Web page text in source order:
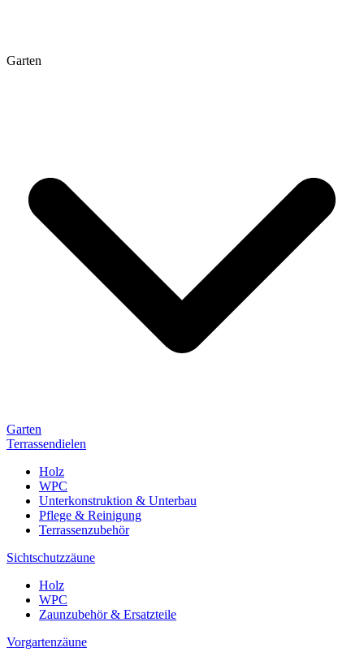
Garten
Garten
Terrassendielen
Holz
WPC
Unterkonstruktion & Unterbau
Pflege & Reinigung
Terrassenzubehör
Sichtschutzzäune
Holz
WPC
Zaunzubehör & Ersatzteile
Vorgartenzäune